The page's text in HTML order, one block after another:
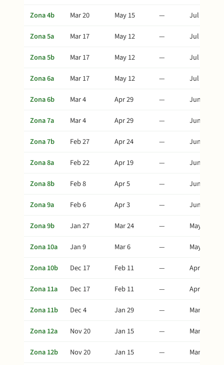
Zona 4b
Mar 20 May 15 —
Jul 14
Zona 5a
Mar 17 May 12 —
Jul 11
Zona 5b
Mar 17 May 12 —
Jul 11
Zona 6a
Mar 17 May 12 —
Jul 11
Zona 6b
Mar 4 Apr 29 —
Jun 28
Zona 7a
Mar 4 Apr 29 —
Jun 28
Zona 7b
Feb 27 Apr 24 —
Jun 23
Zona 8a
Feb 22 Apr 19 —
Jun 18
Zona 8b
Feb 8 Apr 5 —
Jun 4
Zona 9a
Feb 6 Apr 3 —
Jun 2
Zona 9b
Jan 27 Mar 24 —
May 23
Zona 10a
Jan 9 Mar 6 —
May 5
Zona 10b
Dec 17 Feb 11 —
Apr 12
Zona 11a
Dec 17 Feb 11 —
Apr 12
Zona 11b
Dec 4 Jan 29 —
Mar 30
Zona 12a
Nov 20 Jan 15 —
Mar 16
Zona 12b
Nov 20 Jan 15 — Mar 16